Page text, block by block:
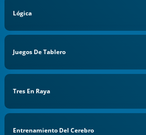
Lógica
Juegos De Tablero
Tres En Raya
Entrenamiento Del Cerebro